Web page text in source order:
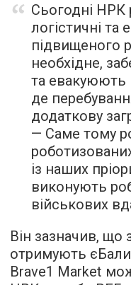
Сьогодні НРК
логістичні та
підвищеного
необхідне,
та евакуюють
де
додаткову
— Саме тому
із наших
виконують
військових
Він зазначив, що
отримують
Brave1 Market